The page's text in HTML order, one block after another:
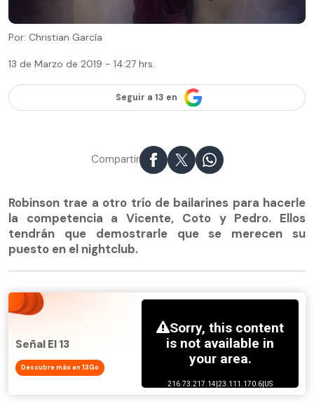
Por: Christian García
13 de Marzo de 2019 - 14:27 hrs.
Seguir a 13 en
Compartir
Robinson trae a otro trío de bailarines para hacerle
la competencia a Vicente, Coto y Pedro. Ellos
tendrán que demostrarle que se merecen su
puesto en el nightclub.
Señal El 13
Descubre más en 13Go